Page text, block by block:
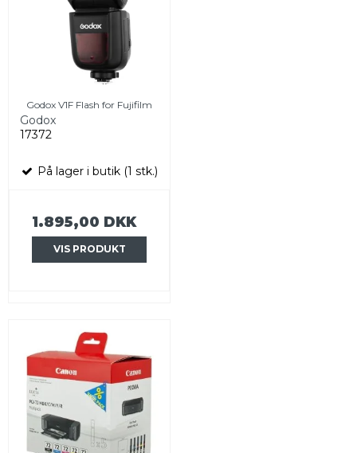
Godox V1F Flash for Fujifilm
Godox
17372
På lager i butik (1 stk.)
1.895,00 DKK
VIS PRODUKT